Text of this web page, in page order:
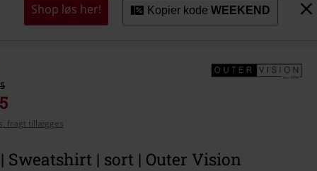
Shop løs her! Kopier kode WEEKEND
fragt tillægges
Sweatshirt | sort | Outer Vision